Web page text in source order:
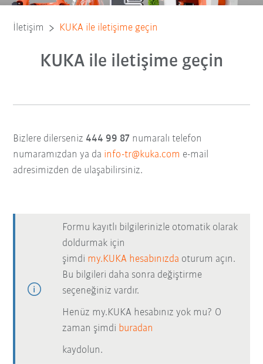
İletişim KUKA ile iletişime geçin
KUKA ile iletişime geçin
Bizlere dilerseniz 444 99 87 numaralı telefon
numaramızdan ya da info-tr@kuka.com e-mail
adresimizden de ulaşabilirsiniz.
Formu kayıtlı bilgilerinizle otomatik olarak
doldurmak için
şimdi my.KUKA hesabınızda oturum açın.
Bu bilgileri daha sonra değiştirme
seçeneğiniz vardır.
Henüz my.KUKA hesabınız yok mu? O
zaman şimdi buradan
kaydolun.